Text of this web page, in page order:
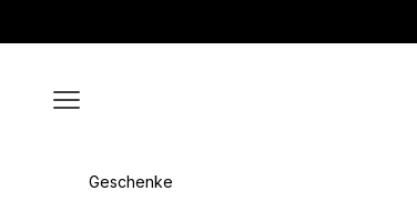
Menü
Geschenke